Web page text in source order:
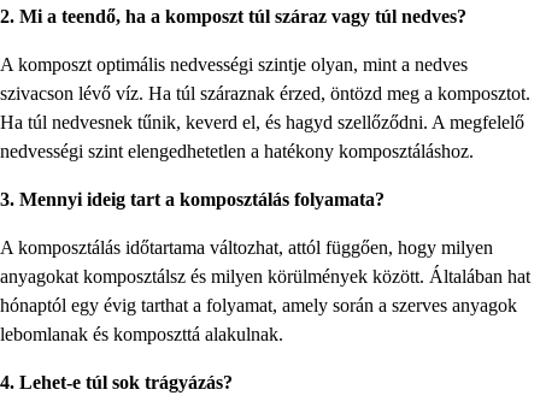
2. Mi a teendő, ha a komposzt túl száraz vagy túl nedves?
A komposzt optimális nedvességi szintje olyan, mint a nedves
szivacson lévő víz. Ha túl száraznak érzed, öntözd meg a komposztot.
Ha túl nedvesnek tűnik, keverd el, és hagyd szellőződni. A megfelelő
nedvességi szint elengedhetetlen a hatékony komposztáláshoz.
3. Mennyi ideig tart a komposztálás folyamata?
A komposztálás időtartama változhat, attól függően, hogy milyen
anyagokat komposztálsz és milyen körülmények között. Általában hat
hónaptól egy évig tarthat a folyamat, amely során a szerves anyagok
lebomlanak és komposzttá alakulnak.
4. Lehet-e túl sok trágyázás?